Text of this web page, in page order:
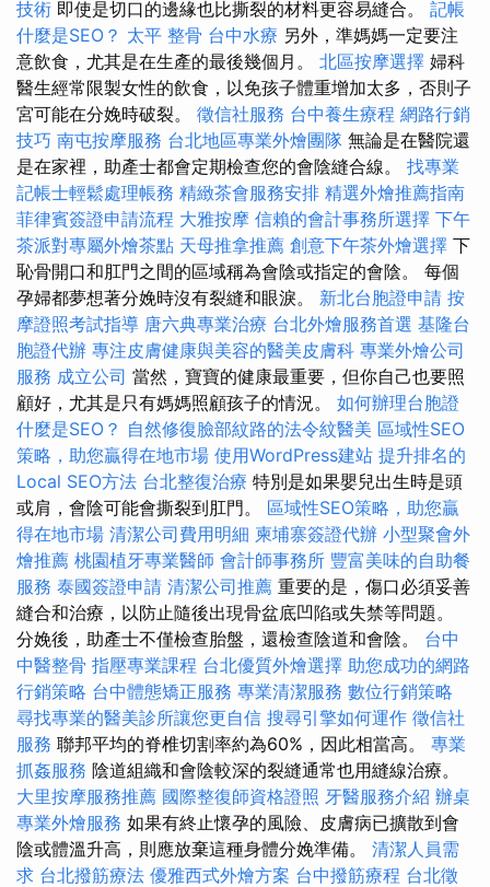
技術 即使是切口的邊緣也比撕裂的材料更容易縫合。 記帳
什麼是SEO？ 太平 整骨 台中水療 另外，準媽媽一定要注
意飲食，尤其是在生產的最後幾個月。 北區按摩選擇 婦科
醫生經常限製女性的飲食，以免孩子體重增加太多，否則子
宮可能在分娩時破裂。 徵信社服務 台中養生療程 網路行銷
技巧 南屯按摩服務 台北地區專業外燴團隊 無論是在醫院還
是在家裡，助產士都會定期檢查您的會陰縫合線。 找專業
記帳士輕鬆處理帳務 精緻茶會服務安排 精選外燴推薦指南
菲律賓簽證申請流程 大雅按摩 信賴的會計事務所選擇 下午
茶派對專屬外燴茶點 天母推拿推薦 創意下午茶外燴選擇 下
恥骨開口和肛門之間的區域稱為會陰或指定的會陰。 每個
孕婦都夢想著分娩時沒有裂縫和眼淚。 新北台胞證申請 按
摩證照考試指導 唐六典專業治療 台北外燴服務首選 基隆台
胞證代辦 專注皮膚健康與美容的醫美皮膚科 專業外燴公司
服務 成立公司 當然，寶寶的健康最重要，但你自己也要照
顧好，尤其是只有媽媽照顧孩子的情況。 如何辦理台胞證
什麼是SEO？ 自然修復臉部紋路的法令紋醫美 區域性SEO
策略，助您贏得在地市場 使用WordPress建站 提升排名的
Local SEO方法 台北整復治療 特別是如果嬰兒出生時是頭
或肩，會陰可能會撕裂到肛門。 區域性SEO策略，助您贏
得在地市場 清潔公司費用明細 柬埔寨簽證代辦 小型聚會外
燴推薦 桃園植牙專業醫師 會計師事務所 豐富美味的自助餐
服務 泰國簽證申請 清潔公司推薦 重要的是，傷口必須妥善
縫合和治療，以防止隨後出現骨盆底凹陷或失禁等問題。
分娩後，助產士不僅檢查胎盤，還檢查陰道和會陰。 台中
中醫整骨 指壓專業課程 台北優質外燴選擇 助您成功的網路
行銷策略 台中體態矯正服務 專業清潔服務 數位行銷策略
尋找專業的醫美診所讓您更自信 搜尋引擎如何運作 徵信社
服務 聯邦平均的脊椎切割率約為60%，因此相當高。 專業
抓姦服務 陰道組織和會陰較深的裂縫通常也用縫線治療。
大里按摩服務推薦 國際整復師資格證照 牙醫服務介紹 辦桌
專業外燴服務 如果有終止懷孕的風險、皮膚病已擴散到會
陰或體溫升高，則應放棄這種身體分娩準備。 清潔人員需
求 台北撥筋療法 優雅西式外燴方案 台中撥筋療程 台北徵